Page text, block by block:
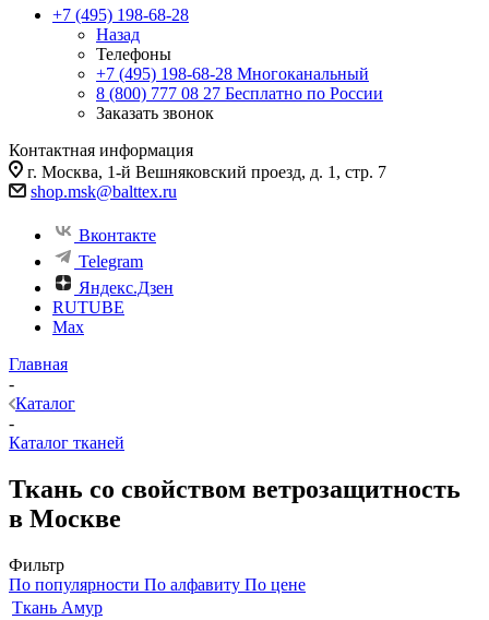
+7 (495) 198-68-28
Назад
Телефоны
+7 (495) 198-68-28 Многоканальный
8 (800) 777 08 27 Бесплатно по России
Заказать звонок
Контактная информация
г. Москва, 1-й Вешняковский проезд, д. 1, стр. 7
shop.msk@balttex.ru
Вконтакте
Telegram
Яндекс.Дзен
RUTUBE
Max
Главная
-
Каталог
-
Каталог тканей
Ткань со свойством ветрозащитность
в Москве
Фильтр
По популярности По алфавиту По цене
Ткань Амур